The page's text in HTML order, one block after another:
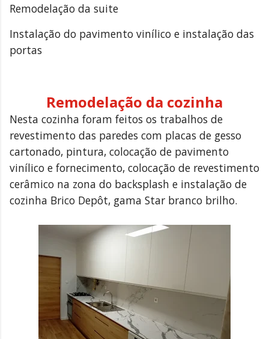
Remodelação da suite
Instalação do pavimento vinílico e instalação das
portas
Remodelação da cozinha
Nesta cozinha foram feitos os trabalhos de
revestimento das paredes com placas de gesso
cartonado, pintura, colocação de pavimento
vinílico e fornecimento, colocação de revestimento
cerâmico na zona do backsplash e instalação de
cozinha Brico Depôt, gama Star branco brilho.